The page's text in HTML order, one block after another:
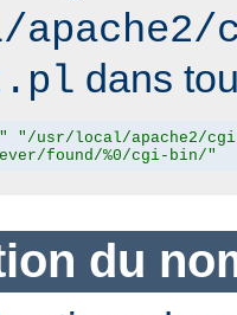
dans
"/usr/local/apache2/
found/%0/cgi-bin/"
du